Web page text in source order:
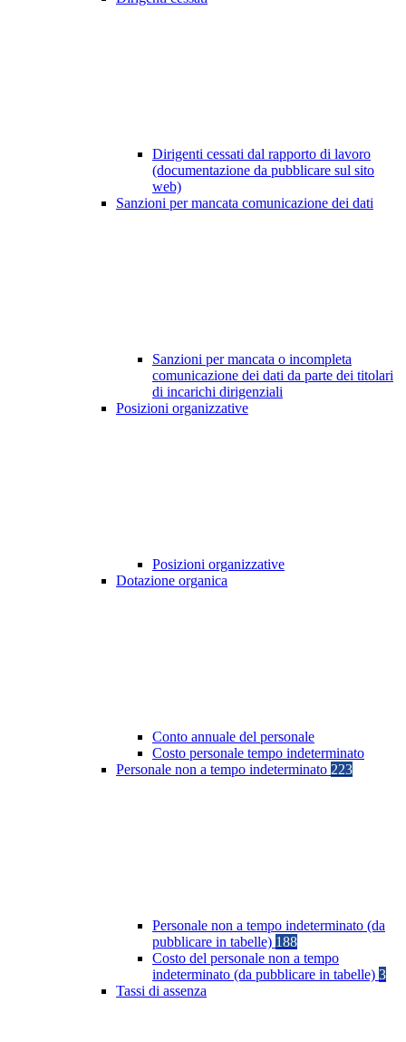
Dirigenti cessati dal rapporto di lavoro
(documentazione da pubblicare sul sito
web)
Sanzioni per mancata comunicazione dei dati
Sanzioni per mancata o incompleta
comunicazione dei dati da parte dei titolari
di incarichi dirigenziali
Posizioni organizzative
Posizioni organizzative
Dotazione organica
Conto annuale del personale
Costo personale tempo indeterminato
Personale non a tempo indeterminato 223
Personale non a tempo indeterminato (da
pubblicare in tabelle) 188
Costo del personale non a tempo
indeterminato (da pubblicare in tabelle) 3
Tassi di assenza